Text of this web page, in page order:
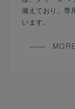
備えており、専
います。